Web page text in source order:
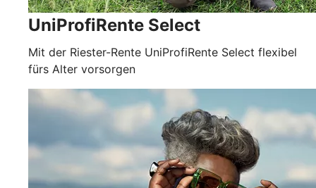
UniProfiRente Select
Mit der Riester-Rente UniProfiRente Select flexibel
fürs Alter vorsorgen